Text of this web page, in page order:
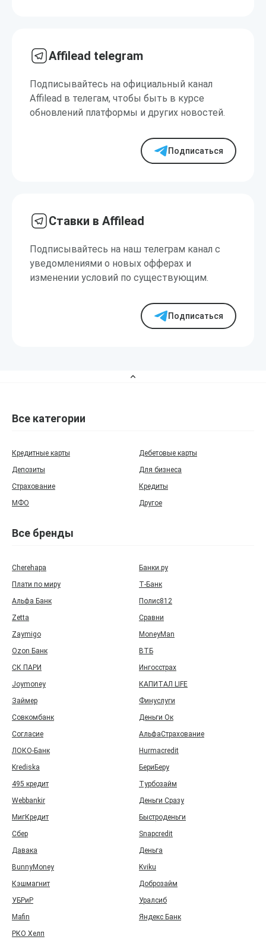
Affilead telegram
Подписывайтесь на официальный канал
Affilead в телегам, чтобы быть в курсе
обновлений платформы и других новостей.
Подписаться
Ставки в Affilead
Подписывайтесь на наш телеграм канал с
уведомлениями о новых офферах и
изменении условий по существующим.
Подписаться
Все категории
Кредитные карты
Дебетовые карты
Депозиты
Для бизнеса
Страхование
Кредиты
МФО
Другое
Все бренды
Cherehapa
Банки.ру
Плати по миру
Т‑Банк
Альфа Банк
Полис812
Zetta
Сравни
Zaymigo
MoneyMan
Ozon Банк
ВТБ
СК ПАРИ
Ингосстрах
Joymoney
КАПИТАЛ LIFE
Займер
Финуслуги
Совкомбанк
Деньги Ок
Согласие
АльфаСтрахование
ЛОКО-Банк
Hurmacredit
Krediska
БериБеру
495 кредит
Турбозайм
Webbankir
Деньги Сразу
МигКредит
Быстроденьги
Сбер
Snapcredit
Давака
Деньга
BunnyMoney
Kviku
Кэшмагнит
Доброзайм
УБРиР
Уралсиб
Mafin
Яндекс Банк
РКО Хелп